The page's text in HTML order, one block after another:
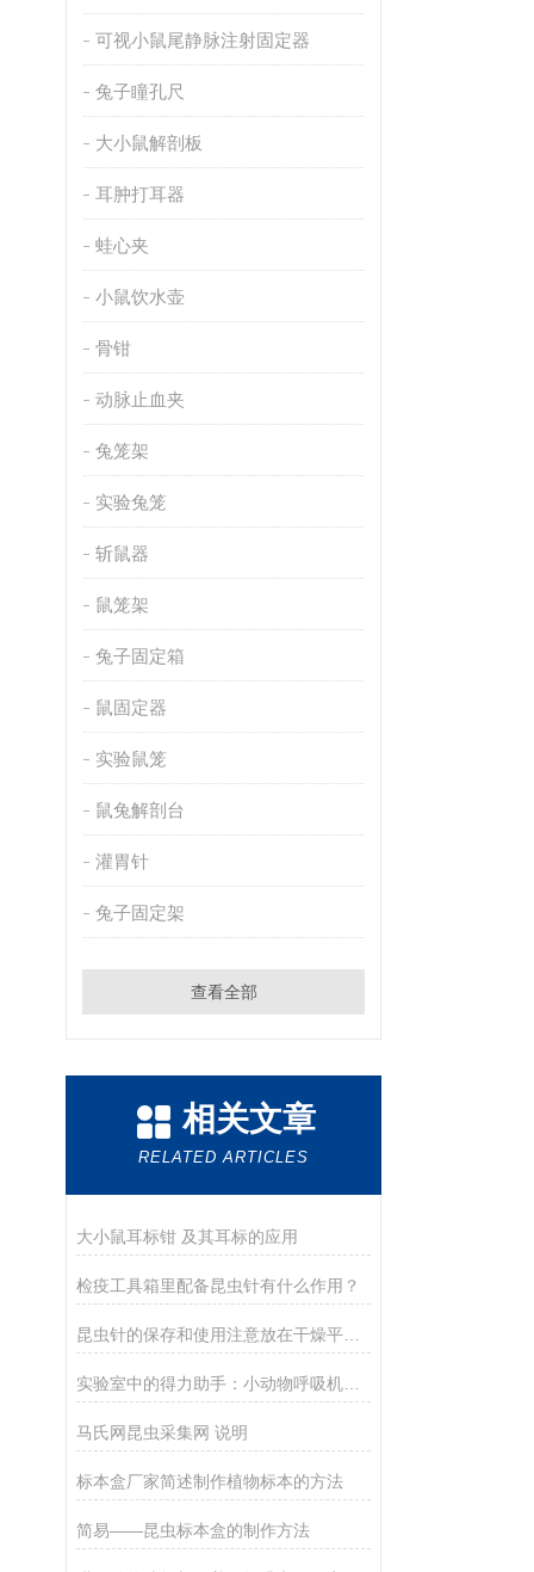
可视小鼠尾静脉注射固定器
兔子瞳孔尺
大小鼠解剖板
耳肿打耳器
蛙心夹
小鼠饮水壶
骨钳
动脉止血夹
兔笼架
实验兔笼
斩鼠器
鼠笼架
兔子固定箱
鼠固定器
实验鼠笼
鼠兔解剖台
灌胃针
兔子固定架
查看全部
相关文章
RELATED ARTICLES
大小鼠耳标钳 及其耳标的应用
检疫工具箱里配备昆虫针有什么作用？
昆虫针的保存和使用注意放在干燥平整的地方
实验室中的得力助手：小动物呼吸机在科研中的应用
马氏网昆虫采集网 说明
标本盒厂家简述制作植物标本的方法
简易——昆虫标本盒的制作方法